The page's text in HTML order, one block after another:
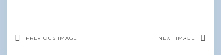
PREVIOUS IMAGE NEXT IMAGE